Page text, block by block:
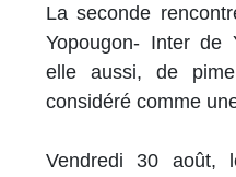
La seconde
Yopougon- Inter de
elle aussi, de
considéré comme
Vendredi 30 août,